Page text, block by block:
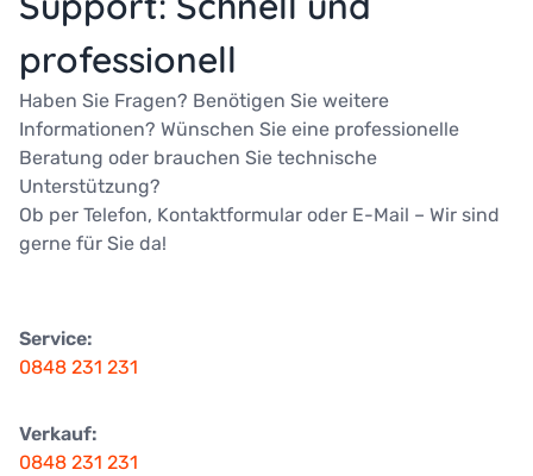
professionell
Haben Sie Fragen? Benötigen Sie weitere
Informationen? Wünschen Sie eine professionelle
Beratung oder brauchen Sie technische
Unterstützung?
Ob per Telefon, Kontaktformular oder E-Mail – Wir sind
gerne für Sie da!
Service:
0848 231 231
Verkauf:
0848 231 231